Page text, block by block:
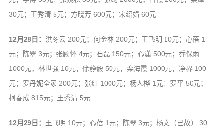
30元；王秀清 5元；方晓芳 600元；宋绍娟 60元
12月28日： 洪冬云 200元；何金林 200元；王飞明 10元；心蓓 1
元；陈翠 3元；张顾怀 4元；石磊 150元；心潇 500元；乔保雨
1000元；林世强 10元；徐静毅 50元；栾海霞 1000元；净界 100
元；罗丹妮全家 200元；张红 1000元；杨人桦 1元；罗平 50元；
柯春成 815元；王秀清 5元
12月29日： 王飞明 10元；心蓓 1元；陈翠 3元；杨文（已故） 30